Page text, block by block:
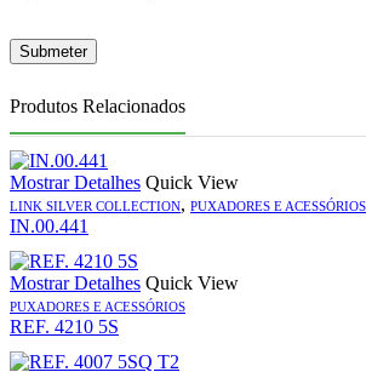
Produtos Relacionados
Mostrar Detalhes Quick View
LINK SILVER COLLECTION, PUXADORES E ACESSÓRIOS
IN.00.441
Mostrar Detalhes Quick View
PUXADORES E ACESSÓRIOS
REF. 4210 5S